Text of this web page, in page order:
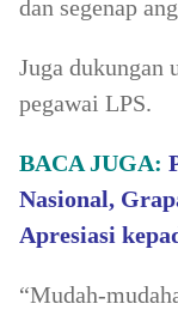
dan segenap
Juga dukungan
pegawai LPS.
BACA JUGA:
Nasional,
Apresiasi
“Mudah-